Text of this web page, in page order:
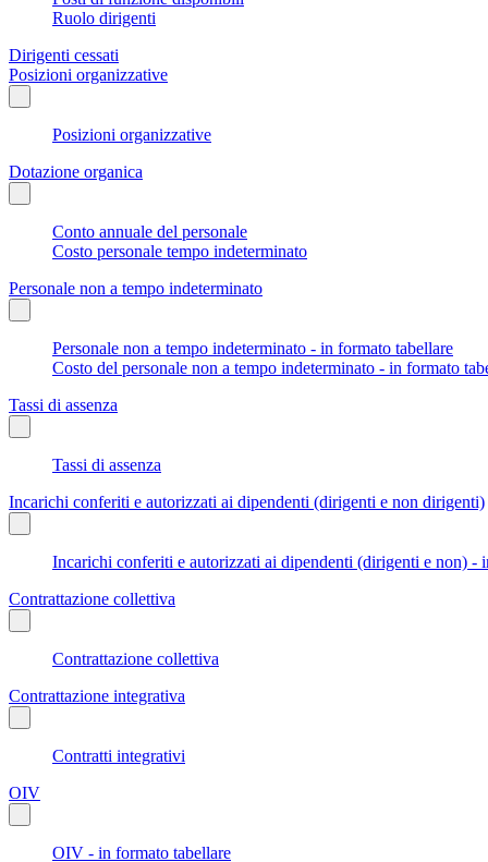
Ruolo dirigenti
Dirigenti cessati
Posizioni organizzative
Posizioni organizzative
Dotazione organica
Conto annuale del personale
Costo personale tempo indeterminato
Personale non a tempo indeterminato
Personale non a tempo indeterminato - in formato tabellare
Costo del personale non a tempo indeterminato - in formato
Tassi di assenza
Tassi di assenza
Incarichi conferiti e autorizzati ai dipendenti (dirigenti e non dirigenti)
Incarichi conferiti e autorizzati ai dipendenti (dirigenti e non) -
Contrattazione collettiva
Contrattazione collettiva
Contrattazione integrativa
Contratti integrativi
OIV
OIV - in formato tabellare